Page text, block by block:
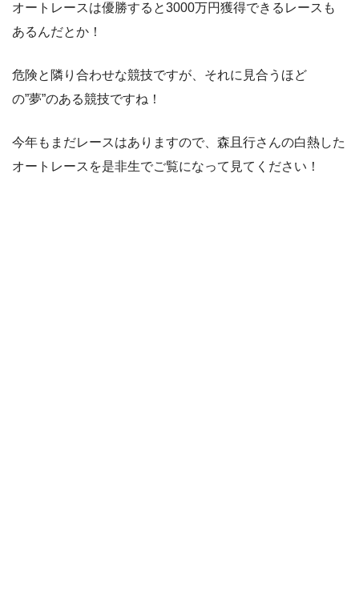
オートレースは優勝すると3000万円獲得できるレースも
あるんだとか！
危険と隣り合わせな競技ですが、それに見合うほど
の”夢”のある競技ですね！
今年もまだレースはありますので、森且行さんの白熱した
オートレースを是非生でご覧になって見てください！